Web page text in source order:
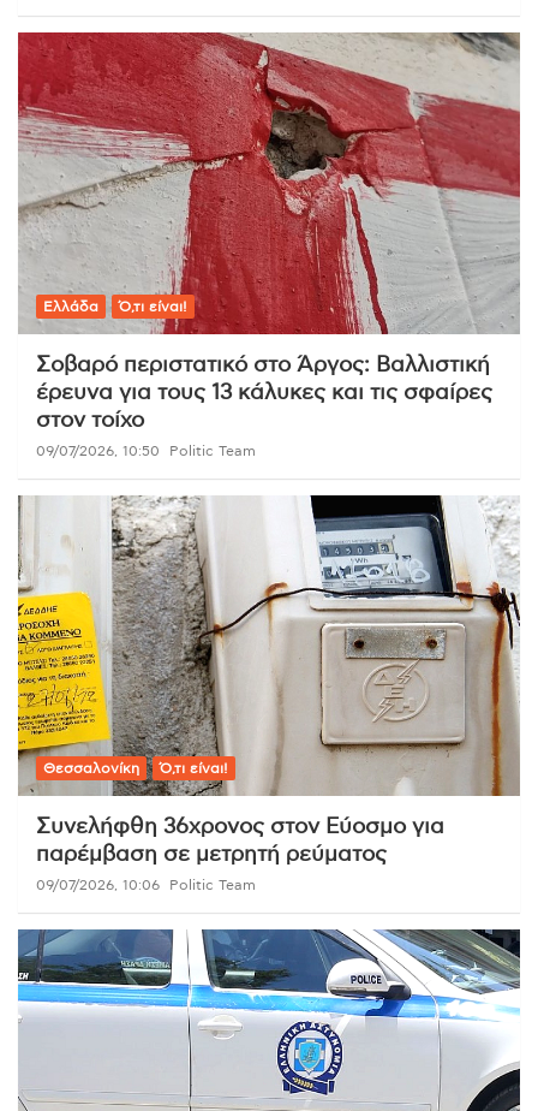
Ελλάδα Ό,τι είναι!
Σοβαρό περιστατικό στο Άργος: Βαλλιστική
έρευνα για τους 13 κάλυκες και τις σφαίρες
στον τοίχο
09/07/2026, 10:50 Politic Team
Θεσσαλονίκη Ό,τι είναι!
Συνελήφθη 36χρονος στον Εύοσμο για
παρέμβαση σε μετρητή ρεύματος
09/07/2026, 10:06 Politic Team